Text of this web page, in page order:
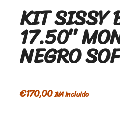
KIT SISSY
17.50″
NEGRO
€170,00IVA incluido